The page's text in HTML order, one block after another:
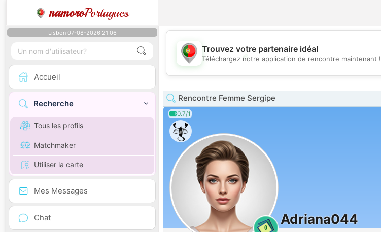
namoroPortugues
Lisbon 07-08-2026 21:06
Accueil
Recherche
Tous les profils
Matchmaker
Utiliser la carte
Mes Messages
Chat
💖
💕
Trouvez votre partenaire idéal
Téléchargez notre application de rencontre maintenant !
Rencontre Femme Sergipe
0.7/1
0
Adriana044